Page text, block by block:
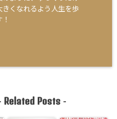
きくなれるよう人生を歩
Related Posts-